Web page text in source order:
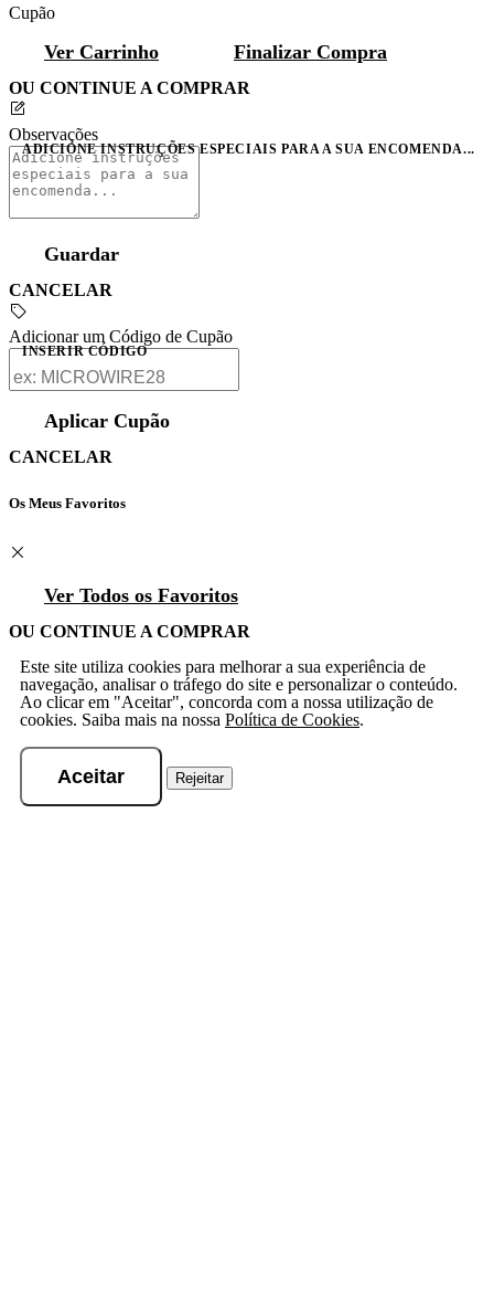
Cupão
Ver Carrinho Finalizar Compra
OU CONTINUE A COMPRAR
Observações
ADICIONE INSTRUÇÕES ESPECIAIS PARA A SUA ENCOMENDA...
Guardar
CANCELAR
Adicionar um Código de Cupão
INSERIR CÓDIGO
Aplicar Cupão
CANCELAR
Os Meus Favoritos
Ver Todos os Favoritos
OU CONTINUE A COMPRAR
Este site utiliza cookies para melhorar a sua experiência de
navegação, analisar o tráfego do site e personalizar o conteúdo.
Ao clicar em "Aceitar", concorda com a nossa utilização de
cookies. Saiba mais na nossa Política de Cookies.
Aceitar Rejeitar